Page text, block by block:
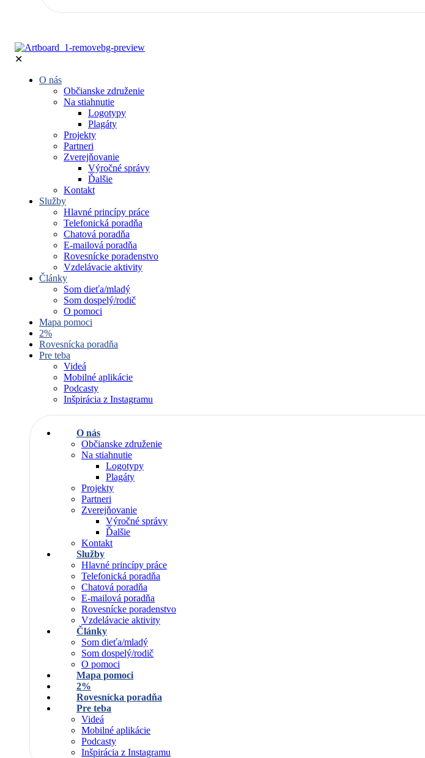
✕
O nás
Občianske združenie
Na stiahnutie
Logotypy
Plagáty
Projekty
Partneri
Zverejňovanie
Výročné správy
Ďalšie
Kontakt
Služby
Hlavné princípy práce
Telefonická poradňa
Chatová poradňa
E-mailová poradňa
Rovesnícke poradenstvo
Vzdelávacie aktivity
Články
Som dieťa/mladý
Som dospelý/rodič
O pomoci
Mapa pomoci
2%
Rovesnícka poradňa
Pre teba
Videá
Mobilné aplikácie
Podcasty
Inšpirácia z Instagramu
O nás
Občianske združenie
Na stiahnutie
Logotypy
Plagáty
Projekty
Partneri
Zverejňovanie
Výročné správy
Ďalšie
Kontakt
Služby
Hlavné princípy práce
Telefonická poradňa
Chatová poradňa
E-mailová poradňa
Rovesnícke poradenstvo
Vzdelávacie aktivity
Články
Som dieťa/mladý
Som dospelý/rodič
O pomoci
Mapa pomoci
2%
Rovesnícka poradňa
Pre teba
Videá
Mobilné aplikácie
Podcasty
Inšpirácia z Instagramu